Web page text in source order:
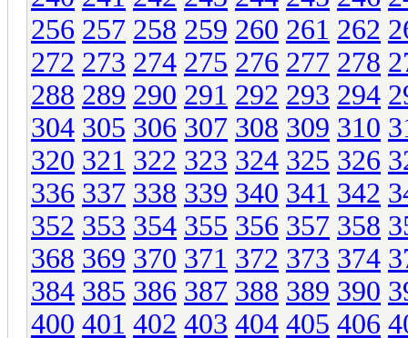
256 257 258 259 260 261 262
272 273 274 275 276 277 278
288 289 290 291 292 293 294
304 305 306 307 308 309 310
320 321 322 323 324 325 326
336 337 338 339 340 341 342
352 353 354 355 356 357 358
368 369 370 371 372 373 374
384 385 386 387 388 389 390
400 401 402 403 404 405 406